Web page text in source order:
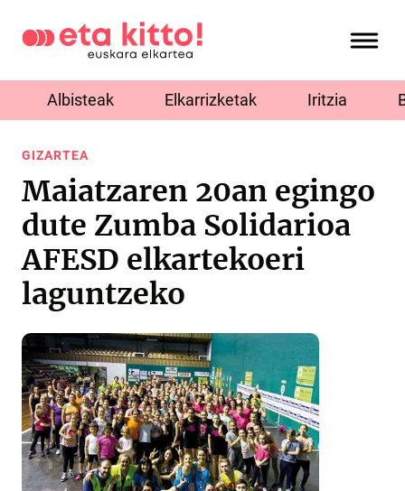
Albisteak Elkarrizketak Iritzia
GIZARTEA
Maiatzaren 20an egingo
dute Zumba Solidarioa
AFESD elkartekoeri
laguntzeko